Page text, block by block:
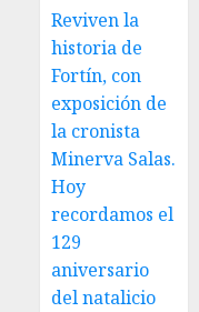
Reviven la
historia de
Fortín, con
exposición de
la cronista
Minerva Salas.
Hoy
recordamos el
129
aniversario
del natalicio